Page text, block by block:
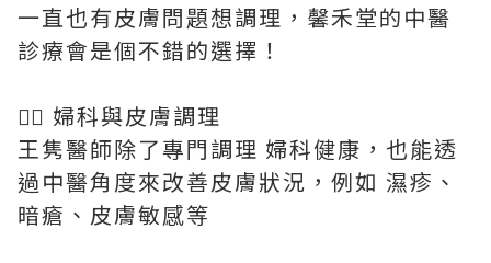
一直也有皮膚問題想調理，馨禾堂的中醫
診療會是個不錯的選擇！
👩‍⚕️ 婦科與皮膚調理
王隽醫師除了專門調理 婦科健康，也能透
過中醫角度來改善皮膚狀況，例如 濕疹、
暗瘡、皮膚敏感等